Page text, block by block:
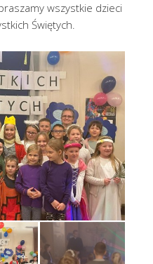
wszystkie dzieci
Świętych.